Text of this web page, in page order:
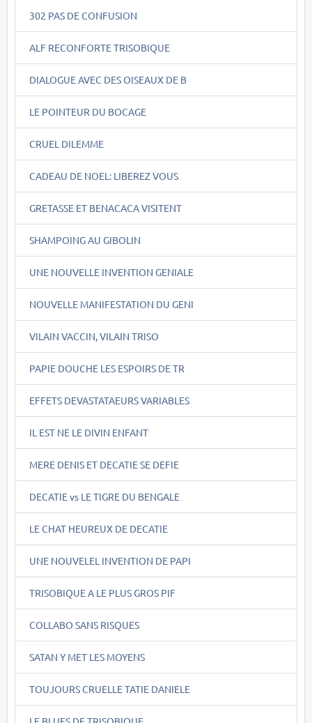
302 PAS DE CONFUSION
ALF RECONFORTE TRISOBIQUE
DIALOGUE AVEC DES OISEAUX DE B
LE POINTEUR DU BOCAGE
CRUEL DILEMME
CADEAU DE NOEL: LIBEREZ VOUS
GRETASSE ET BENACACA VISITENT
SHAMPOING AU GIBOLIN
UNE NOUVELLE INVENTION GENIALE
NOUVELLE MANIFESTATION DU GENI
VILAIN VACCIN, VILAIN TRISO
PAPIE DOUCHE LES ESPOIRS DE TR
EFFETS DEVASTATAEURS VARIABLES
IL EST NE LE DIVIN ENFANT
MERE DENIS ET DECATIE SE DEFIE
DECATIE vs LE TIGRE DU BENGALE
LE CHAT HEUREUX DE DECATIE
UNE NOUVELEL INVENTION DE PAPI
TRISOBIQUE A LE PLUS GROS PIF
COLLABO SANS RISQUES
SATAN Y MET LES MOYENS
TOUJOURS CRUELLE TATIE DANIELE